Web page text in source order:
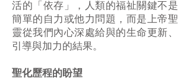
活的「依存」，人類的福祉關鍵不是
簡單的自力或他力問題，而是上帝聖
靈從我們內心深處給與的生命更新、
引導與加力的結果。
聖化歷程的盼望